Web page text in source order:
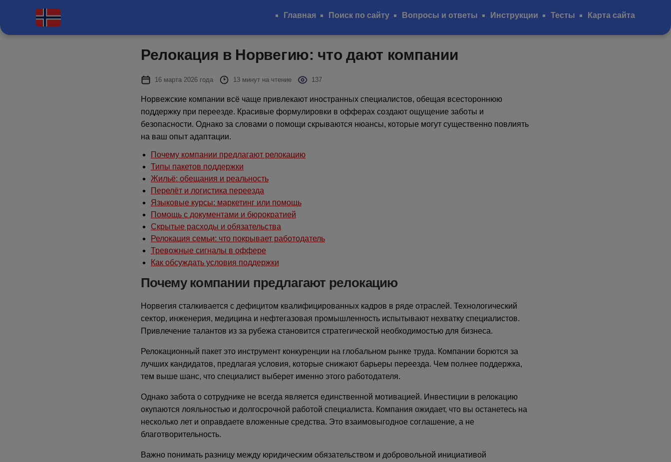
Главная Поиск по сайту Вопросы и ответы Инструкции Тесты Карта сайта
Релокация в Норвегию: что дают компании
16 марта 2026 года 13 минут на чтение 137
Норвежские компании всё чаще привлекают иностранных специалистов, обещая всестороннюю
поддержку при переезде. Красивые формулировки в офферах создают ощущение заботы и
безопасности. Однако за словами о помощи скрываются нюансы, которые могут существенно повлиять
на ваш опыт адаптации.
Почему компании предлагают релокацию
Типы пакетов поддержки
Жильё: обещания и реальность
Перелёт и логистика переезда
Языковые курсы: маркетинг или помощь
Помощь с документами и бюрократией
Скрытые расходы и обязательства
Релокация семьи: что покрывает работодатель
Тревожные сигналы в оффере
Как обсуждать условия поддержки
Почему компании предлагают релокацию
Норвегия сталкивается с дефицитом квалифицированных кадров в ряде отраслей. Технологический
сектор, инженерия, медицина и нефтегазовая промышленность испытывают нехватку специалистов.
Привлечение талантов из за рубежа становится стратегической необходимостью для бизнеса.
Релокационный пакет это инструмент конкуренции на глобальном рынке труда. Компании борются за
лучших кандидатов, предлагая условия, которые снижают барьеры переезда. Чем полнее поддержка,
тем выше шанс, что специалист выберет именно этого работодателя.
Однако забота о сотруднике не всегда является единственной мотивацией. Инвестиции в релокацию
окупаются лояльностью и долгосрочной работой специалиста. Компания ожидает, что вы останетесь на
несколько лет и оправдаете вложенные средства. Это взаимовыгодное соглашение, а не
благотворительность.
Важно понимать разницу между юридическим обязательством и добровольной инициативой